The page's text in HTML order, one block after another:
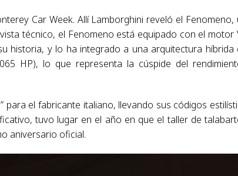
Car Week. Allí Lamborghini reveló el Fenomeno,
técnico, el Fenomeno está equipado con el motor
historia, y lo ha integrado a una arquitectura híbrida
HP), lo que representa la cúspide del
para el fabricante italiano, llevando sus códigos
tuvo lugar en el año en que el taller de
aniversario oficial.